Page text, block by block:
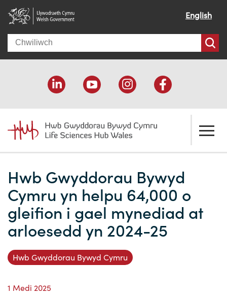
English
Search
Croeso
Ein effaith
Ein pobl
Pam Cymru?
Tystebau
Ein cymorth
Datblygu economaidd
Cefnogaeth cyllido
Gwybodaeth y sector
Cyflwyno'r rhaglen
Partneriaethau
Adnoddau
Cyfeiriadur Cyllido
Cyfeiriadur Arloesedd
Hyfforddiant a Datblygiad
Cylchlythyrau sector
Straeon Llwydiant
Prosiectau Arloesi
Astudiaethau Achos Ysgrifenedig
Cysylltwch
Ein cylchlythyr
Newyddion
Hwb Gwyddorau Bywyd
Cymru yn helpu 64,000 o
gleifion i gael mynediad at
arloesedd yn 2024-25
Hwb Gwyddorau Bywyd Cymru
1 Medi 2025